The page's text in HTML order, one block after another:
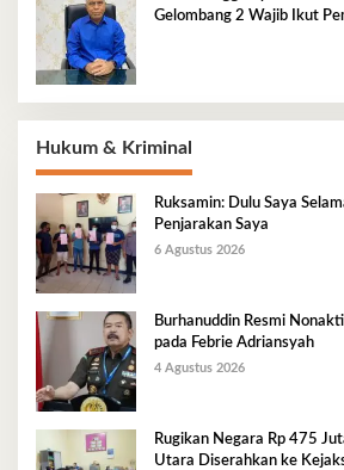
Gelombang 2 Wajib Ikut
Hukum & Kriminal
Ruksamin: Dulu Saya
Penjarakan Saya
6 Agustus 2026
Burhanuddin Resmi
pada Febrie Adriansyah
4 Agustus 2026
Rugikan Negara Rp 475
Utara Diserahkan ke